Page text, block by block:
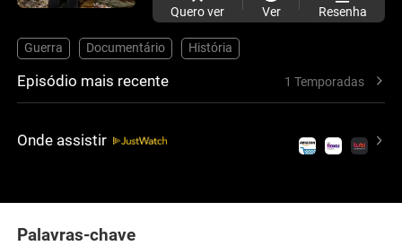
Quero ver Ver Resenha
Guerra Documentário História
Episódio mais recente 1 Temporadas
Onde assistir
Palavras-chave